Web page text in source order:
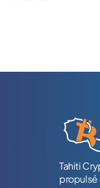
Tahiti
propulsé